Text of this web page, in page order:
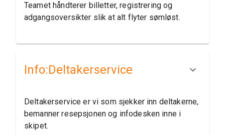
Teamet håndterer billetter, registrering og
adgangsoversikter slik at alt flyter sømløst.
Info:​Deltakerservice
Deltakerservice er vi som sjekker inn deltakerne,
bemanner resepsjonen og infodesken inne i
skipet.